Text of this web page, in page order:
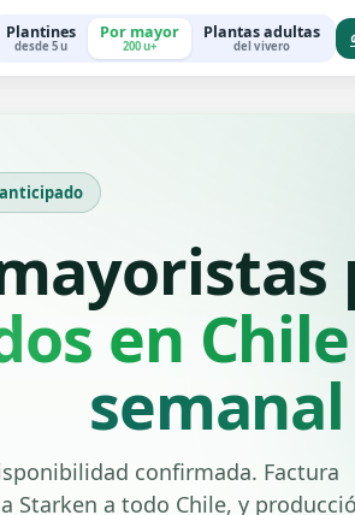
Plantines
desde 5 u
Por mayor
200 u+
Plantas adultas
del vivero
anticipado
en
semanal
confirmada. Factura
Starken a todo Chile, y